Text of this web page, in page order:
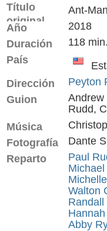
Título
original
Ant-
Año
2018
Duración
118 min.
País
Dirección
Peyton
Guion
Rudd,
Música
Fotografía
Dante
Reparto
Paul
Walton
Randall
Abby